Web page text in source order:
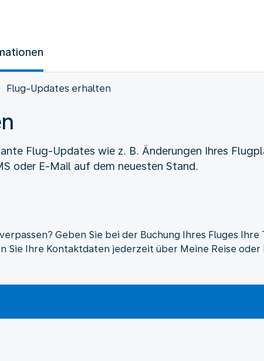
Flug-Updates erhalten
Flug-Updates wie z. B. Änderungen Ihres
oder E-Mail auf dem neuesten Stand.
Geben Sie bei der Buchung Ihres Fluges Ihre
Sie Ihre Kontaktdaten jederzeit über Meine Reise